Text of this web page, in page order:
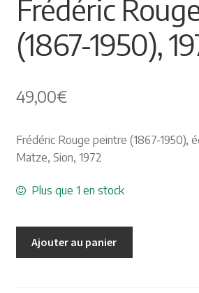
Himalayisme
Nature Pêche Chasse
Régionalisme
Peintures
Carte postale
Frédéric
(1867-1950),
49,00€
Frédéric Rouge peintre (1867-1950),
Matze, Sion, 1972
Plus que 1 en stock
Ajouter au panier